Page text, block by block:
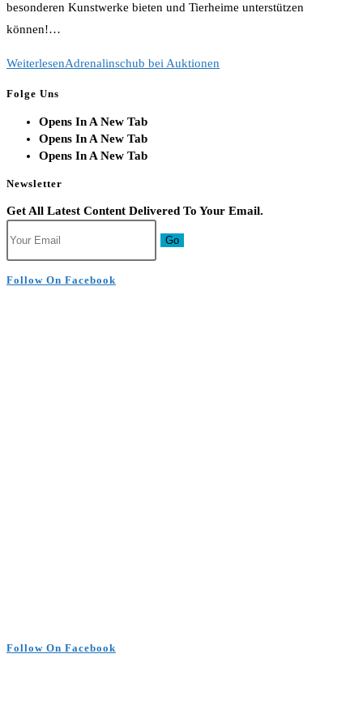
besonderen Kunstwerke bieten und Tierheime unterstützen
können!…
WeiterlesenAdrenalinschub bei Auktionen
Folge Uns
Opens In A New Tab
Opens In A New Tab
Opens In A New Tab
Newsletter
Get All Latest Content Delivered To Your Email.
Go
Follow On Facebook
Follow On Facebook